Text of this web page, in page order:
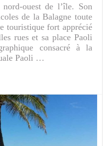
ouest de l’île. Son
de la Balagne toute
touristique fort apprécié
rues et sa place Paoli
consacré à la
Paoli …